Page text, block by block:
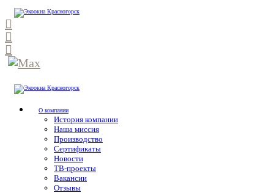
О компании
История компании
Наша миссия
Производство
Сертификаты
Новости
ТВ-проекты
Вакансии
Отзывы